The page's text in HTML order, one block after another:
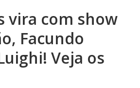
vira com show
Facundo
Veja os